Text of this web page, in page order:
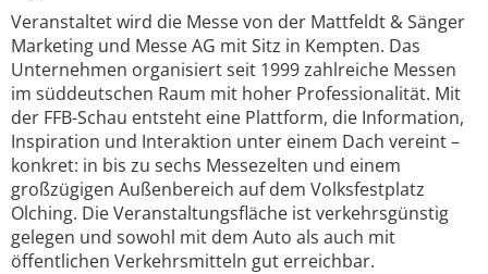
Veranstaltet wird die Messe von der Mattfeldt & Sänger
Marketing und Messe AG mit Sitz in Kempten. Das
Unternehmen organisiert seit 1999 zahlreiche Messen
im süddeutschen Raum mit hoher Professionalität. Mit
der FFB-Schau entsteht eine Plattform, die Information,
Inspiration und Interaktion unter einem Dach vereint –
konkret: in bis zu sechs Messezelten und einem
großzügigen Außenbereich auf dem Volksfestplatz
Olching. Die Veranstaltungsfläche ist verkehrsgünstig
gelegen und sowohl mit dem Auto als auch mit
öffentlichen Verkehrsmitteln gut erreichbar.